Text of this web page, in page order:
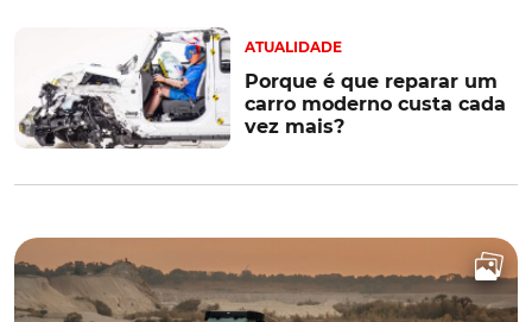
Porque é que reparar um
carro moderno custa cada
vez mais?
ATUALIDADE